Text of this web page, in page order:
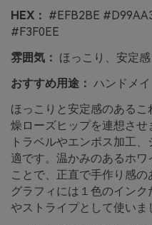
HEX： #EFB2BE
#F3F0EE
雰囲気： ほっこり、安定感
おすすめ用途： ハンドメ
ほっこりと安定感のある
燥ローズヒップを連想さ
トラベルやエンボス加工
適です。温かみのあるホ
ことで、正直で手作り感
グラフィには１色のイン
やストライプとして使いま